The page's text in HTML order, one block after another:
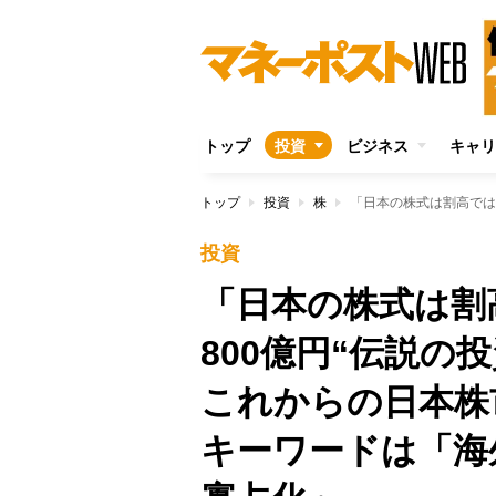
トップ 投資 ビジネス キャ
トップ 投資 株
投資
「日本の株式は
800億円“伝説の
これからの日本
キーワードは「